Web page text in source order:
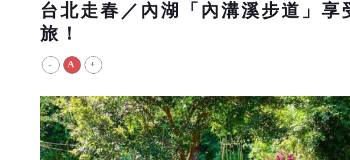
台北走春／內湖「內溝溪步道」享
旅！
- A +